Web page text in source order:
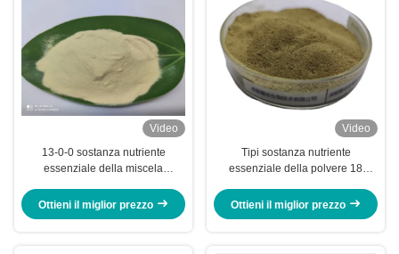
Video
13-0-0 sostanza nutriente
essenziale della miscela
di pianta 18 generi di fonte di
verdure idrolizzata singolo
Ottieni il miglior prezzo
Video
Tipi sostanza nutriente
essenziale della polvere 18
della pianta della Spagna che
promuove forte crescita sana
Ottieni il miglior prezzo